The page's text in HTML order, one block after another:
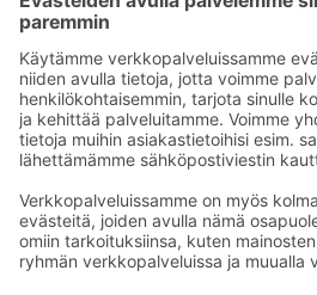
Sähköpostiosoitteet S-
etunimi.sukunimi@sok.fi
Seuraa meitä: